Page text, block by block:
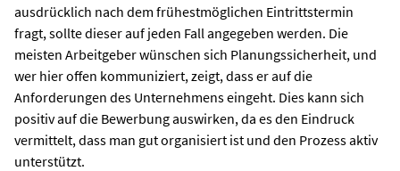
ausdrücklich nach dem frühestmöglichen Eintrittstermin
fragt, sollte dieser auf jeden Fall angegeben werden. Die
meisten Arbeitgeber wünschen sich Planungssicherheit, und
wer hier offen kommuniziert, zeigt, dass er auf die
Anforderungen des Unternehmens eingeht. Dies kann sich
positiv auf die Bewerbung auswirken, da es den Eindruck
vermittelt, dass man gut organisiert ist und den Prozess aktiv
unterstützt.